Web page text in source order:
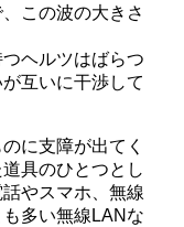
この波の大きさ
ヘルツはばらつ
互いに干渉して
に支障が出てく
具のひとつとし
やスマホ、無線
多い無線LANな